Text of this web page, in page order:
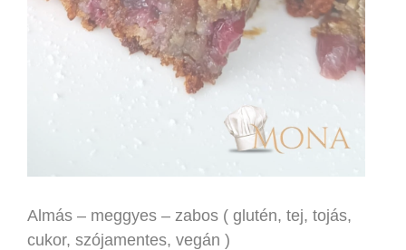
Almás – meggyes – zabos ( glutén, tej, tojás,
cukor, szójamentes, vegán )